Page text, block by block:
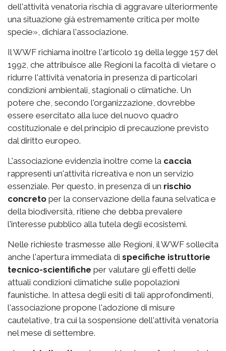
dell'attività venatoria rischia di aggravare ulteriormente
una situazione già estremamente critica per molte
specie», dichiara l'associazione.
Il WWF richiama inoltre l'articolo 19 della legge 157 del
1992, che attribuisce alle Regioni la facoltà di vietare o
ridurre l'attività venatoria in presenza di particolari
condizioni ambientali, stagionali o climatiche. Un
potere che, secondo l'organizzazione, dovrebbe
essere esercitato alla luce del nuovo quadro
costituzionale e del principio di precauzione previsto
dal diritto europeo.
L'associazione evidenzia inoltre come la caccia
rappresenti un'attività ricreativa e non un servizio
essenziale. Per questo, in presenza di un rischio
concreto per la conservazione della fauna selvatica e
della biodiversità, ritiene che debba prevalere
l'interesse pubblico alla tutela degli ecosistemi.
Nelle richieste trasmesse alle Regioni, il WWF sollecita
anche l'apertura immediata di specifiche istruttorie
tecnico-scientifiche per valutare gli effetti delle
attuali condizioni climatiche sulle popolazioni
faunistiche. In attesa degli esiti di tali approfondimenti,
l'associazione propone l'adozione di misure
cautelative, tra cui la sospensione dell'attività venatoria
nel mese di settembre.